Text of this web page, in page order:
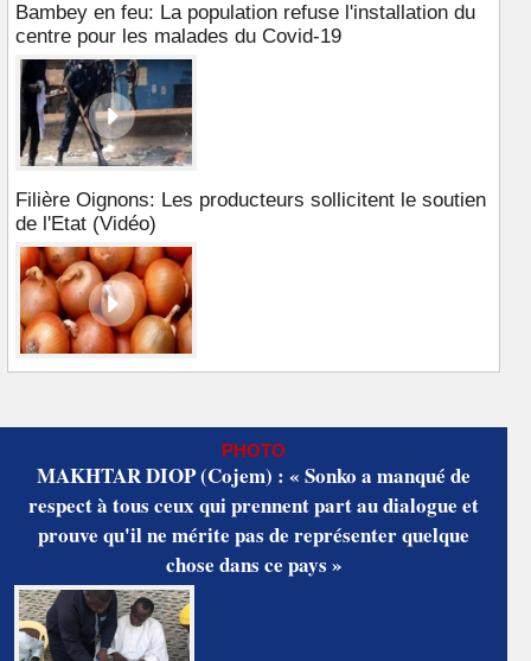
Bambey en feu: La population refuse l'installation du
centre pour les malades du Covid-19
Filière Oignons: Les producteurs sollicitent le soutien
de l'Etat (Vidéo)
PHOTO
MAKHTAR DIOP (Cojem) : « Sonko a manqué de
respect à tous ceux qui prennent part au dialogue et
prouve qu'il ne mérite pas de représenter quelque
chose dans ce pays »